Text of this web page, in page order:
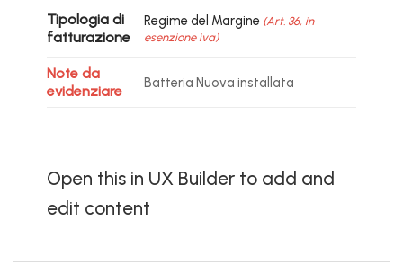
Tipologia di
fatturazione
Regime del Margine (Art. 36, in
esenzione iva)
Note da
evidenziare
Batteria Nuova installata
Open this in UX Builder to add and
edit content